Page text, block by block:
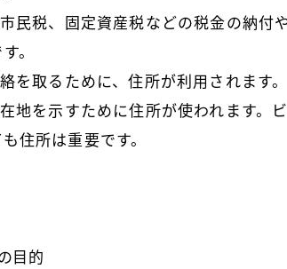
民税、固定資産税などの税金の納付
。
を取るために、住所が利用されます。
地を示すために住所が使われます。
住所は重要です。
目的